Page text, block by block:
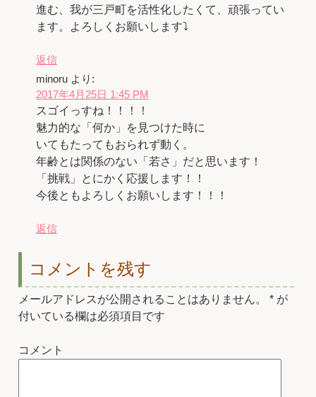
進む、我が三戸町を活性化したくて、頑張ってい
ます。よろしくお願いします⤵
返信
minoru より:
2017年4月25日 1:45 PM
スゴイっすね！！！！
魅力的な「何か」を見つけた時に
いてもたってもおられず動く。
年齢とは関係のない「若さ」だと思います！
「挑戦」とにかく応援します！！
今後ともよろしくお願いします！！！
返信
コメントを残す
メールアドレスが公開されることはありません。 * が
付いている欄は必須項目です
コメント